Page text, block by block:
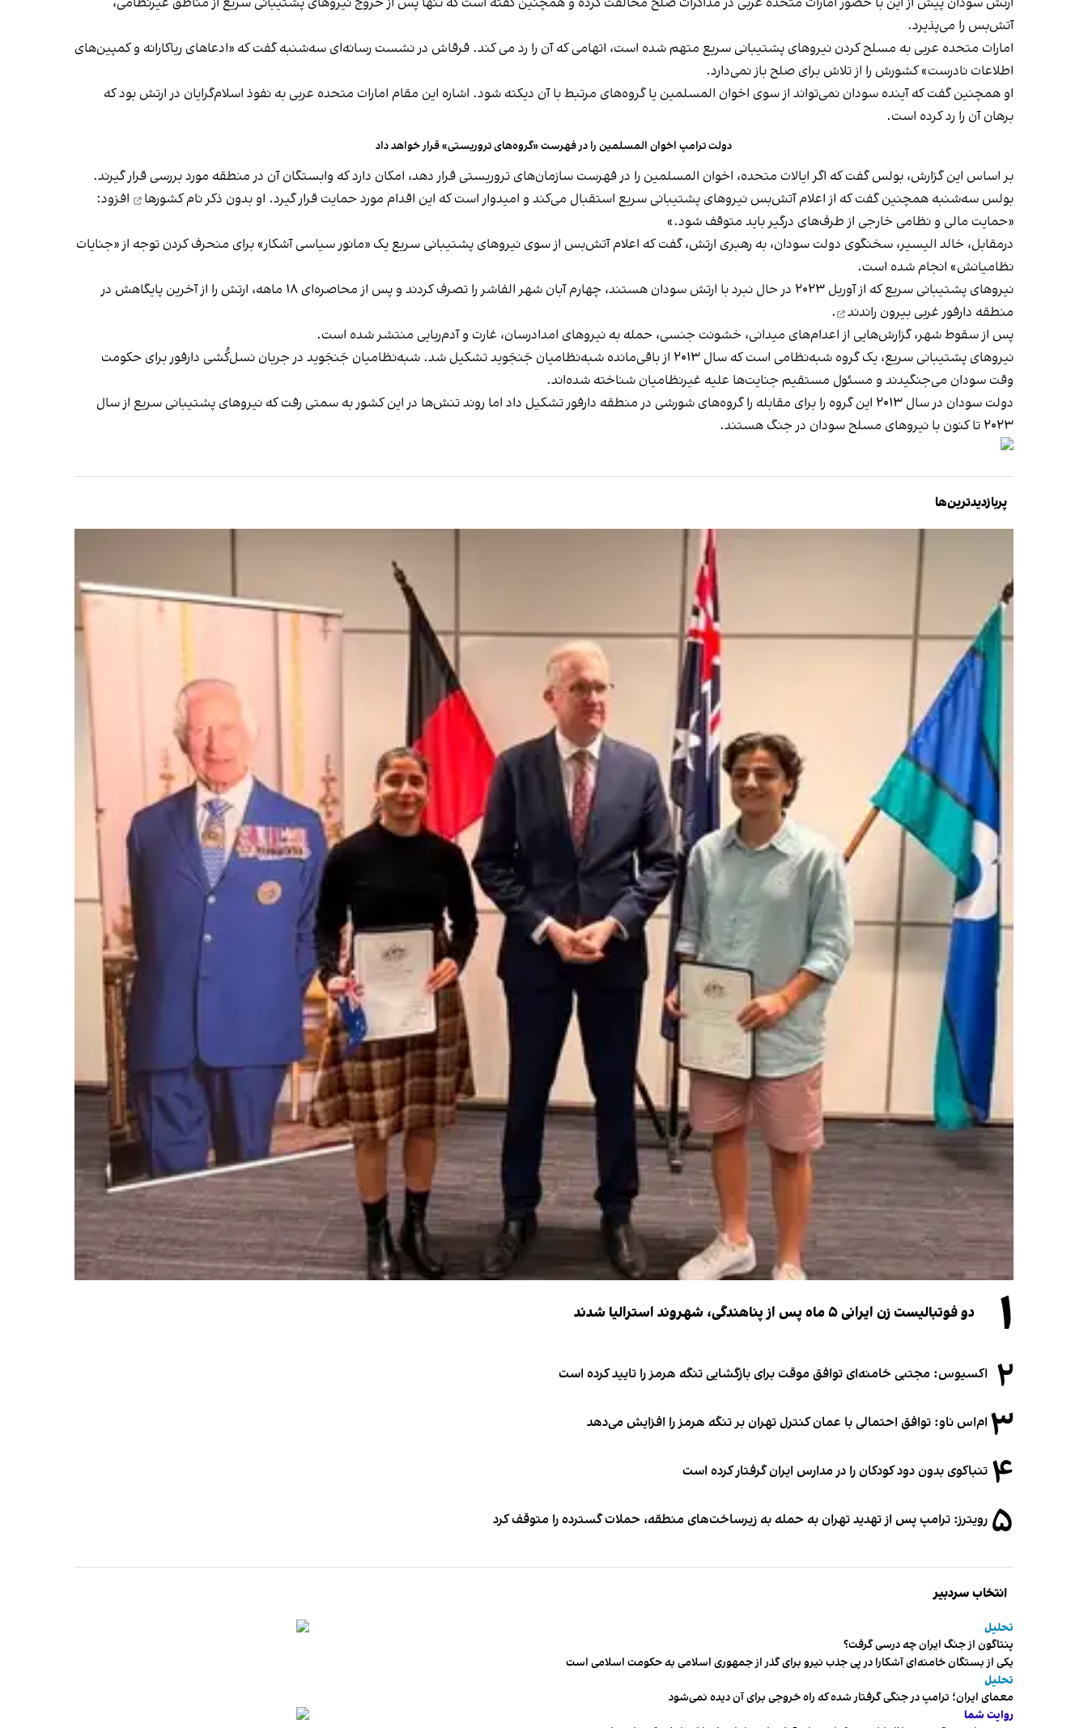
آتش‌بس را می‌پذیرد.
امارات متحده عربی به مسلح کردن نیروهای پشتیبانی سریع متهم شده است، اتهامی که آن را رد می کند. قرقاش در نشست رسانه‌ای سه‌شنبه گفت که «ادعاهای ریاکارانه و کمپین‌های
اطلاعات نادرست» کشورش را از تلاش برای صلح باز نمی‌دارد.
او همچنین گفت که آینده سودان نمی‌تواند از سوی اخوان المسلمین یا گروه‌های مرتبط با آن دیکته شود. اشاره‌ این مقام امارات متحده عربی به نفوذ اسلام‌گرایان در ارتش بود که
برهان آن را رد کرده است.
دولت ترامپ اخوان المسلمین را در فهرست «گروه‌های تروریستی» قرار خواهد داد
بر اساس این گزارش، بولس گفت که اگر ایالات متحده، اخوان المسلمین را در فهرست سازمان‌های تروریستی قرار دهد، امکان دارد که وابستگان آن در منطقه مورد بررسی قرار گیرند.
بولس سه‌شنبه همچنین گفت که از اعلام آتش‌بس نیروهای پشتیبانی سریع استقبال می‌کند و امیدوار است که این اقدام مورد حمایت قرار گیرد. اوبدون ذکر نام کشورها
افزود:
«حمایت مالی و نظامی خارجی از طرف‌های درگیر باید متوقف شود.»
درمقابل، خالد الیسیر، سخنگوی دولت سودان، به رهبری ارتش، گفت که اعلام آتش‌بس از سوی نیروهای پشتیبانی سریع یک «مانور سیاسی آشکار» برای منحرف کردن توجه از «جنایات
نظامیانش» انجام شده است.
نیروهای پشتیبانی سریع که از آوریل ۲۰۲۳ در حال نبرد با ارتش سودان هستند، چهارم آبان شهر الفاشر را تصرف کردند و پس از محاصره‌ای ۱۸ ماهه، ارتش را از آخرین پایگاهش در
منطقه دارفور غربی بیرون راندند
.
پس از سقوط شهر، گزارش‌هایی از اعدام‌های میدانی، خشونت جنسی، حمله به نیروهای امدادرسان، غارت و آدم‌ربایی منتشر شده است.
نیروهای پشتیبانی سریع، یک گروه شبه‌نظامی است که سال ۲۰۱۳ از باقی‌مانده شبه‌نظامیان جَنجَوید تشکیل شد. شبه‌نظامیان جَنجَوید در جریان نسل‌کُشی دارفور برای حکومت
وقت سودان می‌جنگیدند و مسئول مستقیم جنایت‌ها علیه غیرنظامیان شناخته شده‌اند.
دولت سودان در سال ۲۰۱۳ این گروه را برای مقابله را گروه‌های شورشی در منطقه دارفور تشکیل داد اما روند تنش‌ها در این کشور به سمتی رفت که نیروهای پشتیبانی سریع از سال
۲۰۲۳ تا کنون با نیروهای مسلح سودان در جنگ هستند.
پربازدیدترین‌ها
۱ دو فوتبالیست زن ایرانی ۵ ماه پس از پناهندگی، شهروند استرالیا شدند
۲ اکسیوس: مجتبی خامنه‌ای توافق موقت برای بازگشایی تنگه هرمز را تایید کرده است
۳ ام‌اس ناو: توافق احتمالی با عمان کنترل تهران بر تنگه هرمز را افزایش می‌دهد
۴ تنباکوی بدون دود کودکان را در مدارس ایران گرفتار کرده است
۵ رویترز: ترامپ پس از تهدید تهران به حمله به زیرساخت‌های منطقه، حملات گسترده را متوقف کرد
انتخاب سردبیر
تحلیل
پنتاگون از جنگ ایران چه درسی گرفت؟
یکی از بستگان خامنه‌ای آشکارا در پی جذب نیرو برای گذر از جمهوری اسلامی به حکومت اسلامی است
تحلیل
معمای ایران؛ ترامپ در جنگی گرفتار شده که راه خروجی برای آن دیده نمی‌شود
روایت شما